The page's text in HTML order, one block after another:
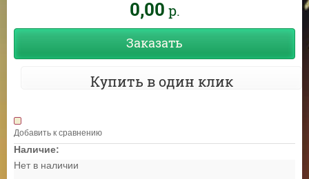
0,00 р.
Заказать
Купить в один клик
Добавить к сравнению
Наличие:
Нет в наличии